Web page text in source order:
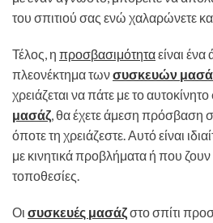
του σπιτιού σας ενώ χαλαρώνετε
Τέλος, η προσβασιμότηταείναι
πλεονέκτημα τωνσυσκευών
χρειάζεται να πάτε με το
μασάζ , θα έχετε άμεση πρόσβαση
όποτε τη χρειάζεστε. Αυτό είναι
με κινητικά προβλήματα ή που
τοποθεσίες.
Οι συσκευές μασάζστο σπίτι